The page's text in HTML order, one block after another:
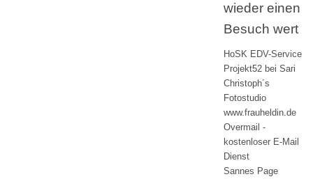
wieder einen
Besuch wert
HoSK EDV-Service
Projekt52 bei Sari
Christoph´s
Fotostudio
www.frauheldin.de
Overmail -
kostenloser E-Mail
Dienst
Sannes Page